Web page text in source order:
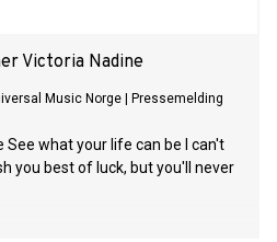
Victoria Nadine
Music Norge Pressemelding
See what your life can be I can't
you best of luck, but you'll never